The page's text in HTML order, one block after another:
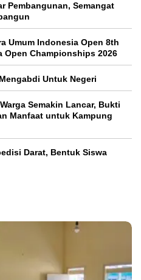
Pembangunan, Semangat
Umum Indonesia Open 8th
Open Championships 2026
Untuk Negeri
Semakin Lancar, Bukti
Manfaat untuk Kampung
Darat, Bentuk Siswa